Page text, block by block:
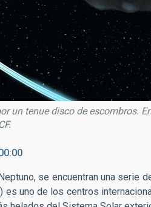
un tenue disco de escombros.
se encuentran una serie
es uno de los centros